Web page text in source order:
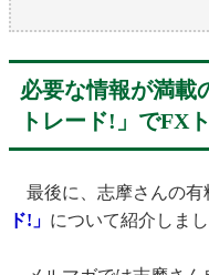
必要な情報が満載
トレード!」でFX
最後に、志摩さんの有
ド!」 について紹介しまし